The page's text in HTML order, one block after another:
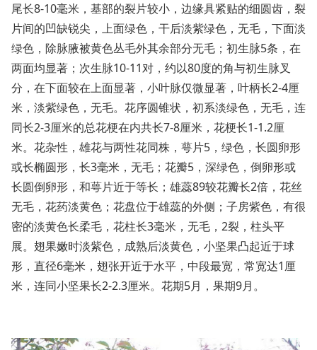
尾长8-10毫米，基部的裂片较小，边缘具紧贴的细圆齿，裂
片间的凹缺锐尖，上面绿色，干后淡紫绿色，无毛，下面淡
绿色，除脉腋被黄色丛毛外其余部分无毛；初生脉5条，在
两面均显著；次生脉10-11对，约以80度的角与初生脉叉
分，在下面较在上面显著，小叶脉仅微显著，叶柄长2-4厘
米，淡紫绿色，无毛。花序圆锥状，初系淡绿色，无毛，连
同长2-3厘米的总花梗在内共长7-8厘米，花梗长1-1.2厘
米。花杂性，雄花与两性花同株，萼片5，绿色，长圆卵形
或长椭圆形，长3毫米，无毛；花瓣5，深绿色，倒卵形或
长圆倒卵形，和萼片近于等长；雄蕊89较花瓣长2倍，花丝
无毛，花药淡黄色；花盘位于雄蕊的外侧；子房紫色，有很
密的淡黄色长柔毛，花柱长3毫米，无毛，2裂，柱头平
展。翅果嫩时淡紫色，成熟后淡黄色，小坚果凸起近于球
形，直径6毫米，翅张开近于水平，中段最宽，常宽达1厘
米，连同小坚果长2-2.3厘米。花期5月，果期9月。